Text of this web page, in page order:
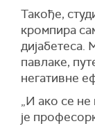
Такође,
кромпира
дијабетеса.
павлаке,
негативне
„И ако се не
је